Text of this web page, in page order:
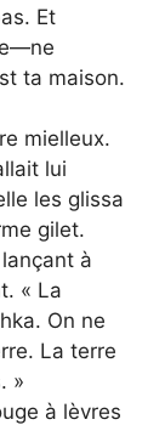
Et
ta maison.
mielleux.
lui
les glissa
gilet.
à
« La
On ne
La terre
»
à lèvres